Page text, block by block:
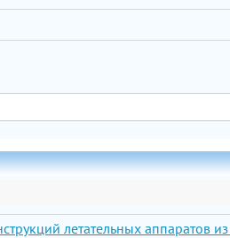
летательных аппаратов